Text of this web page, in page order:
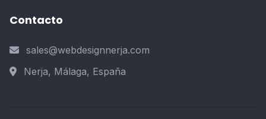
Contacto
sales@webdesignnerja.com
Nerja, Málaga, España